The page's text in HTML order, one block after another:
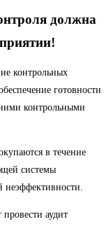
должна
контрольных
готовности
контрольными
в течение
системы
неэффективности.
аудит